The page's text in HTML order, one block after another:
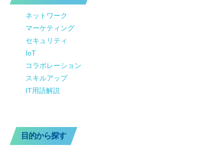
ネットワーク
マーケティング
セキュリティ
IoT
コラボレーション
スキルアップ
IT用語解説
目的から探す